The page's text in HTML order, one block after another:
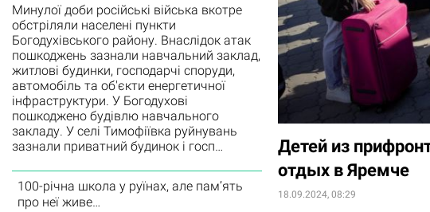
Минулої доби російські війська вкотре
обстріляли населені пункти
Богодухівського району. Внаслідок атак
пошкоджень зазнали навчальний заклад,
житлові будинки, господарчі споруди,
автомобіль та об'єкти енергетичної
інфраструктури. У Богодухові
пошкоджено будівлю навчального
закладу. У селі Тимофіївка руйнувань
зазнали приватний будинок і госп…
100-річна школа у руїнах, але пам’ять
про неї живе…
Детей из
отдых в Яремче
18.09.2024, 08:29